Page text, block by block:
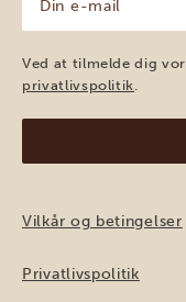
mail
(Påkrævet)
Ved at tilmelde dig
privatlivspolitik
Vilkår og betingelser
Privatlivspolitik